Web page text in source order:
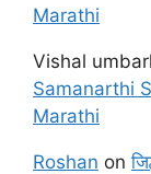
Marathi
Vishal
Samanarthi
Marathi
Roshan on